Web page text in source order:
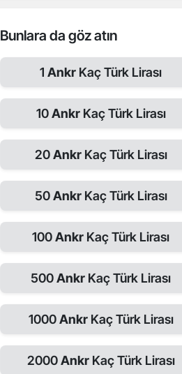
Bunlara da göz atın
1Ankr Kaç Türk Lirası
10Ankr Kaç Türk Lirası
20Ankr Kaç Türk Lirası
50Ankr Kaç Türk Lirası
100Ankr Kaç Türk Lirası
500Ankr Kaç Türk Lirası
1000Ankr Kaç Türk Lirası
2000Ankr Kaç Türk Lirası